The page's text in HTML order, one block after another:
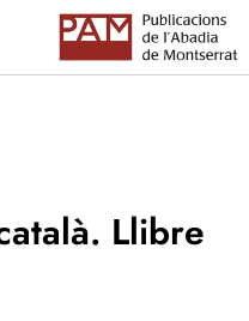
Llibre